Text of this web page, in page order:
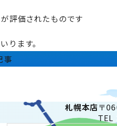
評価されたものです
ります。
事
札幌本店〒
TEL